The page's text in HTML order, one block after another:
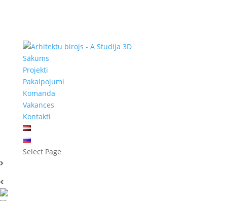
Sākums
Projekti
Pakalpojumi
Komanda
Vakances
Kontakti
Select Page